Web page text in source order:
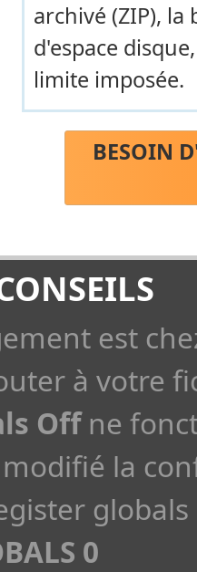
archivé (ZIP),
d'espace
limite imposée.
BESOIN
est
à votre
Offne
la
0